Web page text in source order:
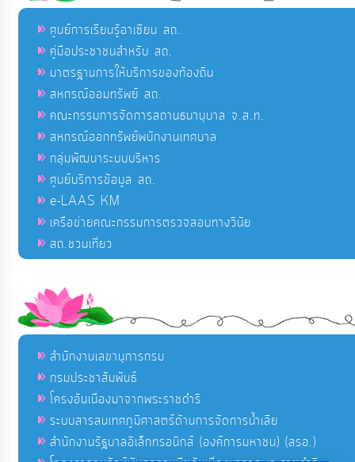
ศูนย์การเรียนรู้อาเซียน สถ.
คู่มือประชาชนสำหรับ สถ.
มาตรฐานการให้บริการของท้องถิ่น
สหกรณ์ออมทรัพย์ สถ.
คณะกรรมการจัดการสถานธนานุบาล จ.ส.ท.
สหกรณ์ออกทรัพย์พนักงานเทศบาล
กลุ่มพัฒนาระบบบริหาร
ศูนย์บริการข้อมูล สถ.
e-LAAS KM
เครือข่ายคณะกรรมการตรวจสอบทางวินัย
สถ.ชวนเที่ยว
สำนักงานเลขานุการกรม
กรมประชาสัมพันธ์
โครงอันเนื่องมาจากพระราชดำริ
ระบบสารสนเทศภูมิศาสตร์ด้านการจัดการน้ำเสีย
สำนักงานรัฐบาลอิเล็กทรอนิกส์ (องค์การมหาชน) (สรอ.)